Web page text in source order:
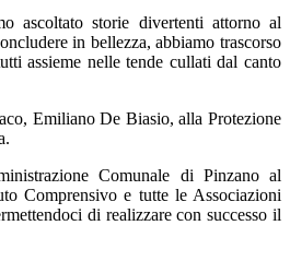
ascoltato storie divertenti attorno al
in bellezza, abbiamo trascorso
assieme nelle tende cullati dal canto
Emiliano De Biasio, alla Protezione
Comunale di Pinzano al
Comprensivo e tutte le Associazioni
di realizzare con successo il